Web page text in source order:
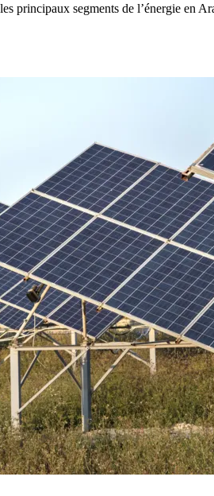
principaux segments de l’énergie en